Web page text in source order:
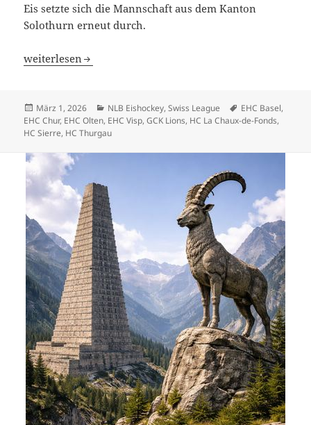
Eis setzte sich die Mannschaft aus dem Kanton
Solothurn erneut durch.
EHC Olten strebt nach der Butter auf dem HC Thurgau-
weiterlesen
Veröffentlicht
am
März 1, 2026 Kategorien
NLB Eishockey,Swiss League Schlagwörter
EHC Basel,
EHC Chur, EHC Olten, EHC Visp,GCK Lions, HC La Chaux-de-Fonds,
HC Sierre, HC Thurgau